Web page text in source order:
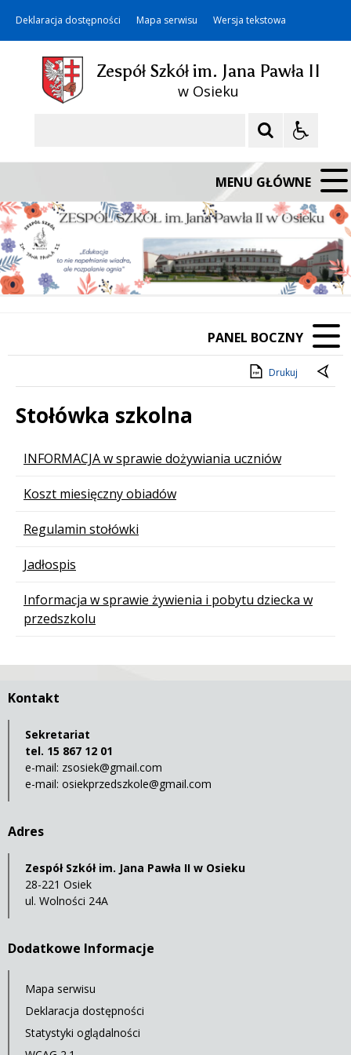
Deklaracja dostępności Mapa serwisu Wersja tekstowa
Zespół Szkół im. Jana Pawła II
w Osieku
MENU GŁÓWNE
PANEL BOCZNY
Drukuj
Stołówka szkolna
Lista artykułów
INFORMACJA w sprawie dożywiania uczniów
Koszt miesięczny obiadów
Regulamin stołówki
Jadłospis
Informacja w sprawie żywienia i pobytu dziecka w
przedszkolu
Kontakt
Sekretariat
tel. 15 867 12 01
e-mail: zsosiek@gmail.com
e-mail: osiekprzedszkole@gmail.com
Adres
Zespół Szkół im. Jana Pawła II w Osieku
28-221 Osiek
ul. Wolności 24A
Dodatkowe Informacje
Mapa serwisu
Deklaracja dostępności
Statystyki oglądalności